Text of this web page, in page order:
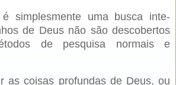
simplesmente uma busca inte­
de Deus não são descobertos
de pesquisa normais e
as coisas profundas de Deus, ou